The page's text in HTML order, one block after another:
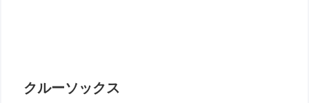
クルーソックス